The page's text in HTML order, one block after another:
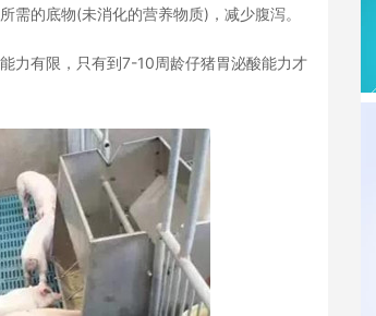
需的底物(未消化的营养物质)，减少腹泻。
力有限，只有到7-10周龄仔猪胃泌酸能力才